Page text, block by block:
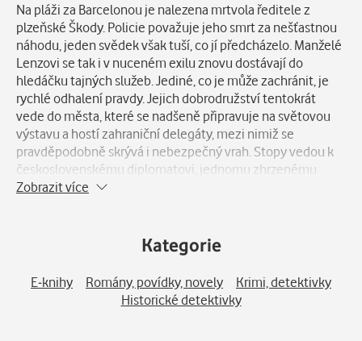
Na pláži za Barcelonou je nalezena mrtvola ředitele z
plzeňské Škody. Policie považuje jeho smrt za nešťastnou
náhodu, jeden svědek však tuší, co jí předcházelo. Manželé
Lenzovi se tak i v nuceném exilu znovu dostávají do
hledáčku tajných služeb. Jediné, co je může zachránit, je
rychlé odhalení pravdy. Jejich dobrodružství tentokrát
vede do města, které se nadšeně připravuje na světovou
výstavu a hostí zahraniční delegáty, mezi nimiž se
pravděpodobně skrývá i nebezpečný vrah. Stopy vedou k
československému diplomatovi, jednomu zhrzenému
námořníkovi a také k příteli Lenzových...
Zobrazit více
Kategorie
E-knihy Romány, povídky, novely
Krimi, detektivky
Historické detektivky